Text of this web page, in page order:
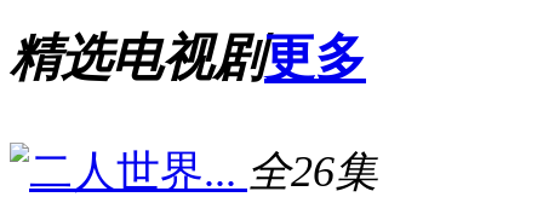
精选电视剧更多
全26集